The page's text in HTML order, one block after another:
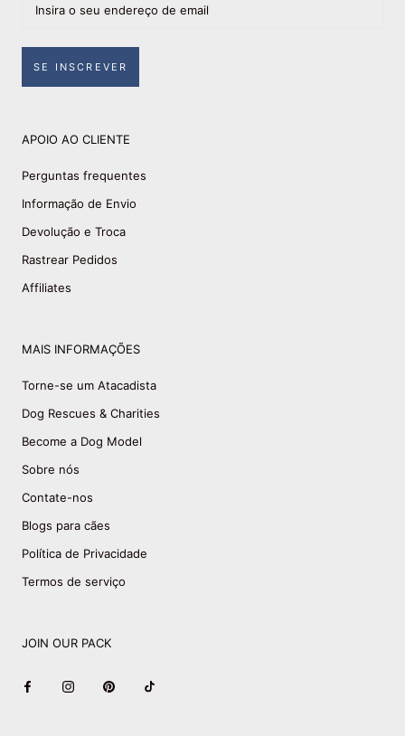
SE INSCREVER
APOIO AO CLIENTE
Perguntas frequentes
Informação de Envio
Devolução e Troca
Rastrear Pedidos
Affiliates
MAIS INFORMAÇÕES
Torne-se um Atacadista
Dog Rescues & Charities
Become a Dog Model
Sobre nós
Contate-nos
Blogs para cães
Política de Privacidade
Termos de serviço
JOIN OUR PACK